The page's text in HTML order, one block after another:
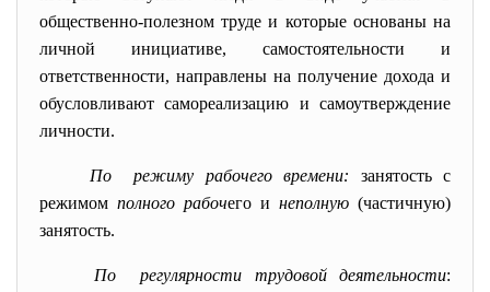
общественно-полезном труде и которые основаны на
личной инициативе, самостоятельности и
ответственности, направлены на получение дохода и
обусловливают самореализацию и самоутверждение
личности.
По режиму рабочего времени: занятость с
режимом полного рабочего и неполную (частичную)
занятость.
По регулярности трудовой деятельности: